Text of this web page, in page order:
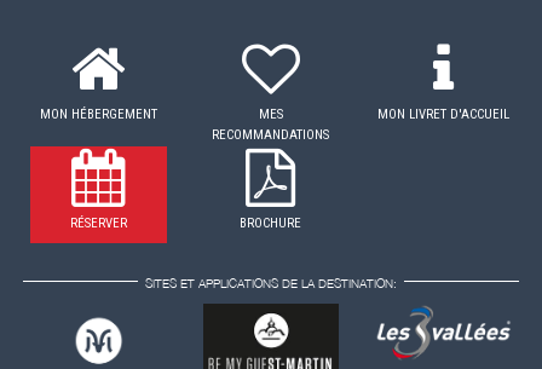
MON HÉBERGEMENT
MES
RECOMMANDATIONS
MON LIVRET D'ACCUEIL
RÉSERVER BROCHURE
SITES ET APPLICATIONS DE LA DESTINATION: